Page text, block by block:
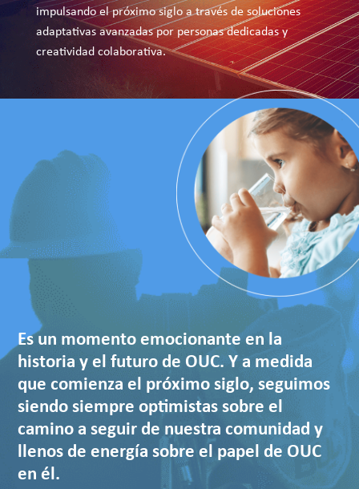
impulsando el próximo siglo a través de soluciones
adaptativas avanzadas por personas dedicadas y
creatividad colaborativa.
Es un momento emocionante en la
historia y el futuro de OUC. Y a medida
que comienza el próximo siglo, seguimos
siendo siempre optimistas sobre el
camino a seguir de nuestra comunidad y
llenos de energía sobre el papel de OUC
en él.